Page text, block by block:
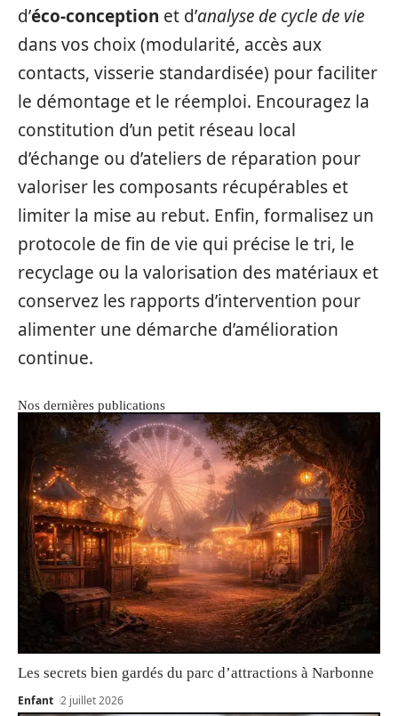
d’éco-conception et d’analyse de cycle de vie
dans vos choix (modularité, accès aux
contacts, visserie standardisée) pour faciliter
le démontage et le réemploi. Encouragez la
constitution d’un petit réseau local
d’échange ou d’ateliers de réparation pour
valoriser les composants récupérables et
limiter la mise au rebut. Enfin, formalisez un
protocole de fin de vie qui précise le tri, le
recyclage ou la valorisation des matériaux et
conservez les rapports d’intervention pour
alimenter une démarche d’amélioration
continue.
Nos dernières publications
Les secrets bien gardés du parc d’attractions à Narbonne
Enfant 2 juillet 2026